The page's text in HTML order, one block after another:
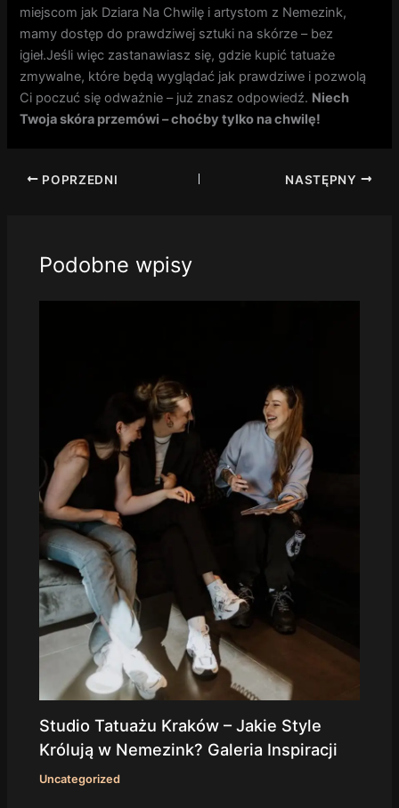
miejscom jak Dziara Na Chwilę i artystom z Nemezink,
mamy dostęp do prawdziwej sztuki na skórze – bez
igieł.Jeśli więc zastanawiasz się, gdzie kupić tatuaże
zmywalne, które będą wyglądać jak prawdziwe i pozwolą
Ci poczuć się odważnie – już znasz odpowiedź. Niech
Twoja skóra przemówi – choćby tylko na chwilę!
POPRZEDNI NASTĘPNY
Podobne wpisy
Studio Tatuażu Kraków – Jakie Style
Królują w Nemezink? Galeria Inspiracji
Uncategorized